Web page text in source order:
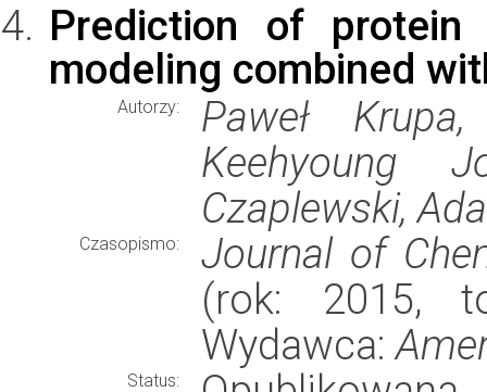
Prediction of protein
modeling combined
Autorzy:
Paweł
Keehyoung
Czaplewski,
Czasopismo:
Journal of
(rok: 2015,
Wydawca:
Status: